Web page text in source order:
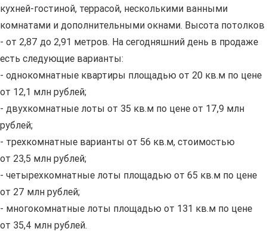
кухней-гостиной, террасой, несколькими ванными
комнатами и дополнительными окнами. Высота потолков
- от 2,87 до 2,91 метров. На сегодняшний день в продаже
есть следующие варианты:
- однокомнатные квартиры площадью от 20 кв.м по цене
от 12,1 млн рублей;
- двухкомнатные лоты от 35 кв.м по цене от 17,9 млн
рублей;
- трехкомнатные варианты от 56 кв.м, стоимостью
от 23,5 млн рублей;
- четырехкомнатные лоты площадью от 65 кв.м по цене
от 27 млн рублей;
- многокомнатные лоты площадью от 131 кв.м по цене
от 35,4 млн рублей.